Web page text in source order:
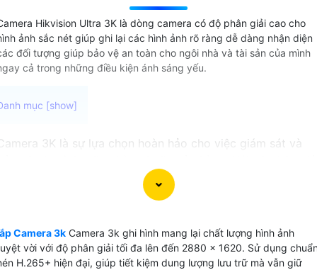
Hikvision Ultra 3K là dòng camera có độ phân giải cao cho
ảnh sắc nét giúp ghi lại các hình ảnh rõ ràng dễ dàng nhận diện
đối tượng giúp bảo vệ an toàn cho ngôi nhà và tài sản của mình
cả trong những điều kiện ánh sáng yếu.
3K là sự lựa chọn hoàn hảo cho việc giám sát và
đến 5MP, Camera 3K cho hình ảnh sắc nét và rõ ràng.
Đặc biệt Camera này tích hợp chức năng thu âm đàm
từ xa một cách dễ dàng.
ghi video đơn giản hóa hơn bao giờ hết với Camera
hơn 6 triệu điểm ảnh, bạn có thể yên tâm về chất lượng
Camera 3k Camera 3k ghi hình mang lại chất lượng hình ảnh
vời với độ phân giải tối đa lên đến 2880 × 1620. Sử dụng
H.265+ hiện đại, giúp tiết kiệm dung lượng lưu trữ mà vẫn giữ